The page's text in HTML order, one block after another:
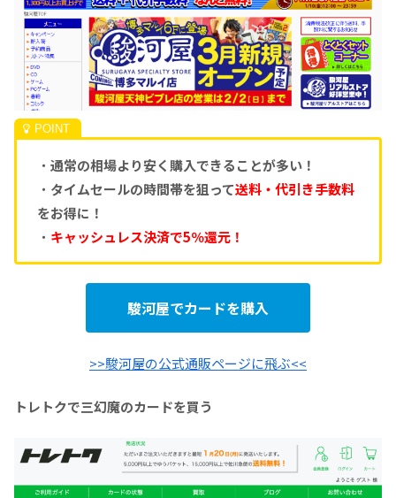
・ 通常の相場より安く購入できることが多い！
・ タイムセールの時間帯を狙って送料・代引き手数料
をお得に！
・ キャッシュレス決済で5％還元！
駿河屋でカードを購入
>>駿河屋の公式通販ページに飛ぶ<<
トレトクで三幻魔のカードを買う